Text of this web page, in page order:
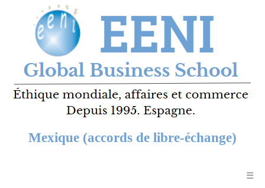
Mexique (accords de libre-échange)
☰